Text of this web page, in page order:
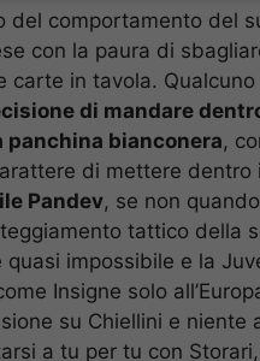
del comportamento del
con la paura di
carte in tavola.
di mandare
panchina bianconera,
di mettere dentro
Pandev, se non
tattico della
impossibile e la
Insigne solo
su Chiellini e niente
a tu per tu con